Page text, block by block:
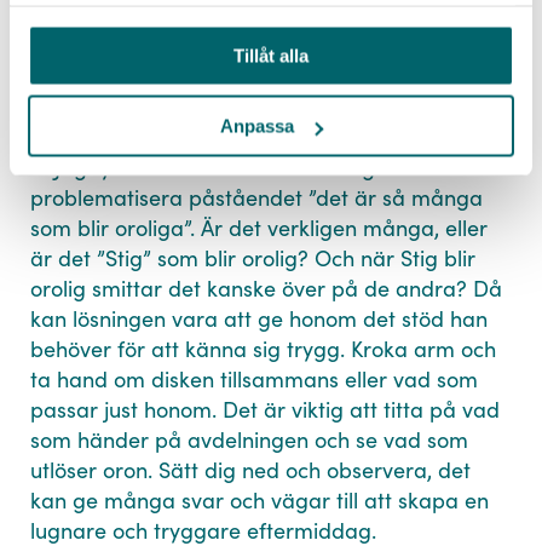
Tillåt alla
Anpassa
Hur skiftar stämning på boendet på
eftermiddagen? Blir det extra tyst och
– Jag tycker också att det är viktigt att
problematisera påståendet ”det är så många
som blir oroliga”. Är det verkligen många, eller
är det ”Stig” som blir orolig? Och när Stig blir
orolig smittar det kanske över på de andra? Då
kan lösningen vara att ge honom det stöd han
behöver för att känna sig trygg. Kroka arm och
ta hand om disken tillsammans eller vad som
passar just honom. Det är viktig att titta på vad
som händer på avdelningen och se vad som
utlöser oron. Sätt dig ned och observera, det
kan ge många svar och vägar till att skapa en
lugnare och tryggare eftermiddag.
Policy
SKICKA